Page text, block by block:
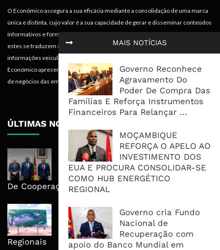
MAIS NOTÍCIAS
Governo Reconhece
Agravamento Do
Poder De Compra Das
Famílias E Reforça Instrumentos
Financeiros Para Relançar ...
MOÇAMBIQUE
REFORÇA O APELO AO
INVESTIMENTO DOS
EUA E PROCURA CONSOLIDAR-SE
COMO HUB ENERGÉTICO
REGIONAL
Governo cria Fundo
Nacional de
Recuperação com
apoio do Banco Mundial em
O Económico assegura a sua eficácia mediante a consolidação de uma marca
única e distinta, cujo valor é a sua capacidade de gerar e disseminar conteúdos
informativos e formativos de especialidade económica em termos tais que
estes se traduzem em mais-valias para quem recebe, acompanha e absorve as
informações veiculadas nos diferentes meios do projecto. Portanto, o
Económico apresenta valências importantes para os objectivos institucionais e
de negócios das empresas.
ÚLTIMAS NOTÍCIAS
Moçambique E ECA Colocam
Emprego, Industrialização E
Execução No Centro Da Nova Agenda
De Cooperação
Nova Capacidade Cimenteira Coloca
Moçambique No Caminho Da Auto-
Suficiência E Das Exportações
Regionais